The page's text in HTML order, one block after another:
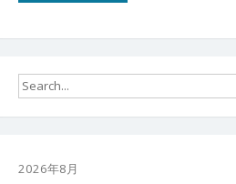
2026年8月